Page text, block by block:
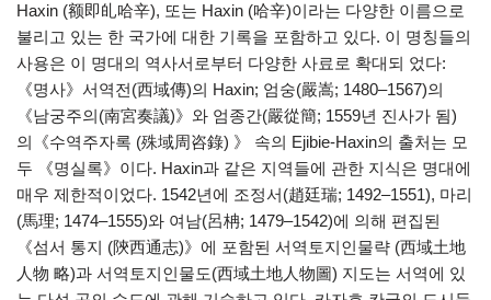
Haxin (额即癿哈辛), 또는 Haxin (哈辛)이라는 다양한 이름으로
불리고 있는 한 국가에 대한 기록을 포함하고 있다. 이 명칭들의
사용은 이 명대의 역사서로부터 다양한 사료로 확대되 었다:
《명사》서역전(西域傳)의 Haxin; 엄숭(嚴嵩; 1480–1567)의
《남궁주의(南宮奏議)》와 엄종간(嚴從簡; 1559년 진사가 됨)
의《수역주자록 (殊域周咨錄) 》 속의 Ejibie-Haxin의 출처는 모
두 《명실록》이다. Haxin과 같은 지역들에 관한 지식은 명대에
매우 제한적이었다. 1542년에 조정서(趙廷瑞; 1492–1551), 마리
(馬理; 1474–1555)와 여남(呂柟; 1479–1542)에 의해 편집된
《섬서 통지 (陝西通志)》에 포함된 서역토지인물략 (西域土地
人物 略)과 서역토지인물도(西域土地人物圖) 지도는 서역에 있